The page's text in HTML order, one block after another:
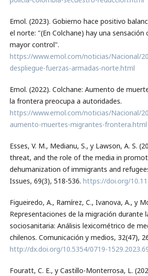
Emol. (2023). Gobierno hace positivo
el norte: "(En Colchane) hay una sensación
mayor control".
https://www.emol.com/noticias/Nacional/
despliegue-fuerzas-armadas-norte.html
Emol. (2022). Colchane: Aumento de
la frontera preocupa a autoridades.
https://www.emol.com/noticias/Nacional/
aumento-muertes-migrantes-frontera.html
Esses, V. M., Medianu, S., y Lawson, A. S.
threat, and the role of the media in
dehumanization of immigrants and
Issues, 69(3), 518-536. https://doi.org/
Figueiredo, A., Ramírez, C., Ivanova, A., y
Representaciones de la migración durante
sociosanitaria: Análisis lexicométrico de
chilenos. Comunicación y medios, 32(47),
http://dx.doi.org/10.5354/0719-
Fouratt, C. E., y Castillo-Monterrosa, L.